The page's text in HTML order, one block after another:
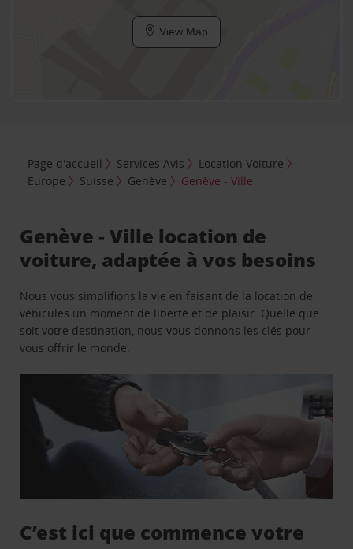
View Map
Page d'accueil Services Avis
Location Voiture
Europe
Suisse Genève Genève - Ville
Genève - Ville location de
voiture, adaptée à vos besoins
Nous vous simplifions la vie en faisant de la location de
véhicules un moment de liberté et de plaisir. Quelle que
soit votre destination, nous vous donnons les clés pour
vous offrir le monde.
C’est ici que commence votre